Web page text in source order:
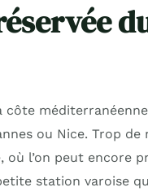
ou Nice. Trop de
l’on peut encore
station varoise